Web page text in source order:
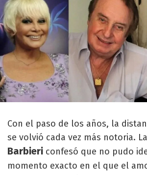
Con el paso de los años, la
se volvió cada vez más notoria.
Barbieri confesó que no pudo
momento exacto en el que el